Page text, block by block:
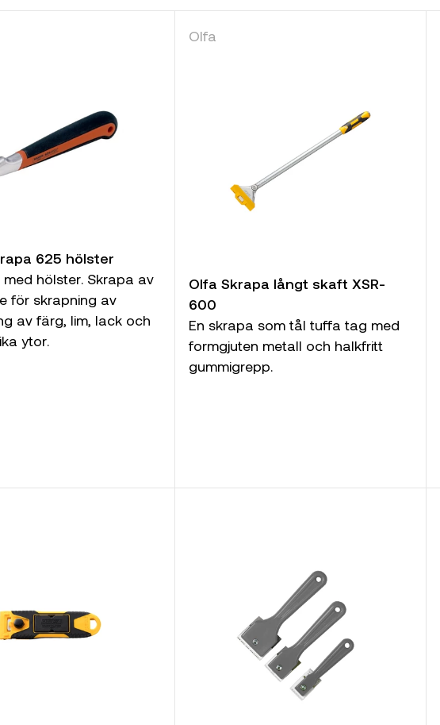
625 hölster
med hölster. Skrapa av
för skrapning av
av färg, lim, lack och
ytor.
Olfa
Olfa Skrapa långt skaft XSR-
600
En skrapa som tål tuffa tag med
formgjuten metall och halkfritt
gummigrepp.